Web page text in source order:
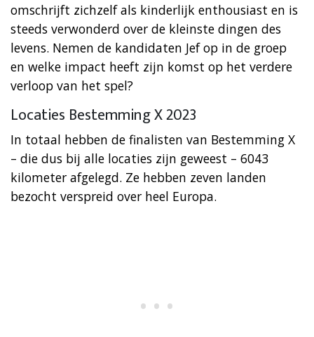
omschrijft zichzelf als kinderlijk enthousiast en is
steeds verwonderd over de kleinste dingen des
levens. Nemen de kandidaten Jef op in de groep
en welke impact heeft zijn komst op het verdere
verloop van het spel?
Locaties Bestemming X 2023
In totaal hebben de finalisten van Bestemming X
– die dus bij alle locaties zijn geweest – 6043
kilometer afgelegd. Ze hebben zeven landen
bezocht verspreid over heel Europa.